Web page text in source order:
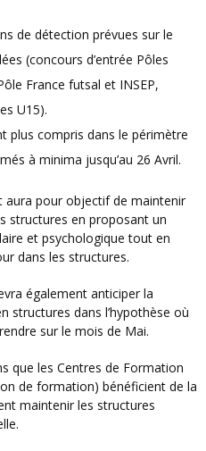
de détection prévues sur le
(concours d’entrée Pôles
France futsal et INSEP,
U15).
plus compris dans le périmètre
à minima jusqu’au 26 Avril.
structures en proposant un
et psychologique tout en
dans les structures.
structures dans l’hypothèse où
sur le mois de Mai.
de formation) bénéficient de la
maintenir les structures